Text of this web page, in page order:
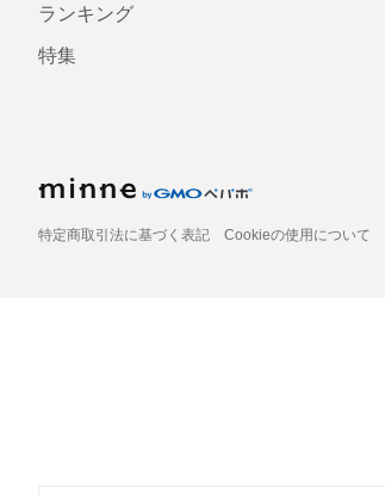
ランキング
特集
特定商取引法に基づく表記 Cookieの使用について